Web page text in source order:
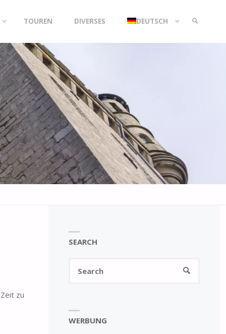
TOUREN DIVERSES DEUTSCH
zu
SEARCH
SEARCH
WERBUNG